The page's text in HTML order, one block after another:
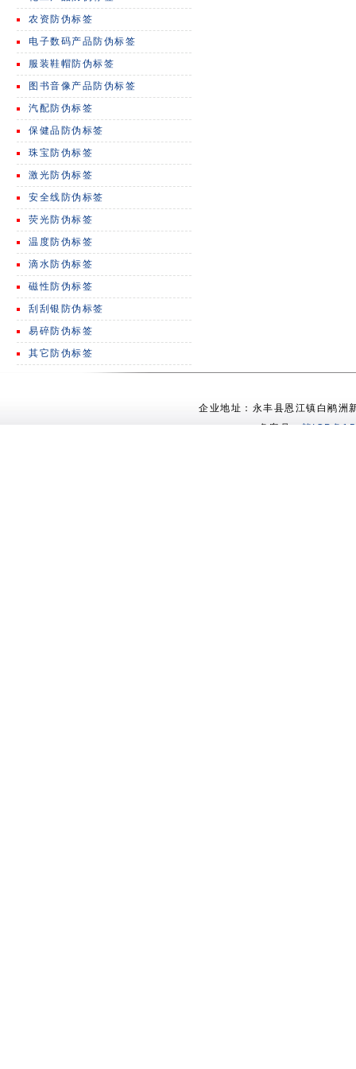
农资防伪标签
电子数码产品防伪标签
服装鞋帽防伪标签
图书音像产品防伪标签
汽配防伪标签
保健品防伪标签
珠宝防伪标签
激光防伪标签
安全线防伪标签
荧光防伪标签
温度防伪标签
滴水防伪标签
磁性防伪标签
刮刮银防伪标签
易碎防伪标签
其它防伪标签
企业地址：永丰县恩江镇白鹇
备案号： 赣ICP备